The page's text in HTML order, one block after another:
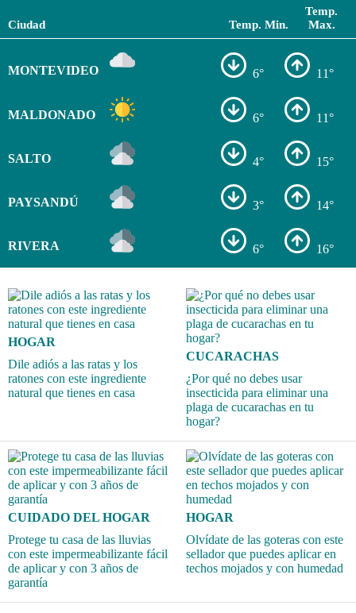
Ciudad Temp. Min.
Temp.
Max.
MONTEVIDEO 6° 11°
MALDONADO 6° 11°
SALTO 4° 15°
PAYSANDÚ 3° 14°
RIVERA 6° 16°
HOGAR
Dile adiós a las ratas y los
ratones con este ingrediente
natural que tienes en casa
CUCARACHAS
¿Por qué no debes usar
insecticida para eliminar una
plaga de cucarachas en tu
hogar?
CUIDADO DEL HOGAR
Protege tu casa de las lluvias
con este impermeabilizante fácil
de aplicar y con 3 años de
garantía
HOGAR
Olvídate de las goteras con este
sellador que puedes aplicar en
techos mojados y con humedad